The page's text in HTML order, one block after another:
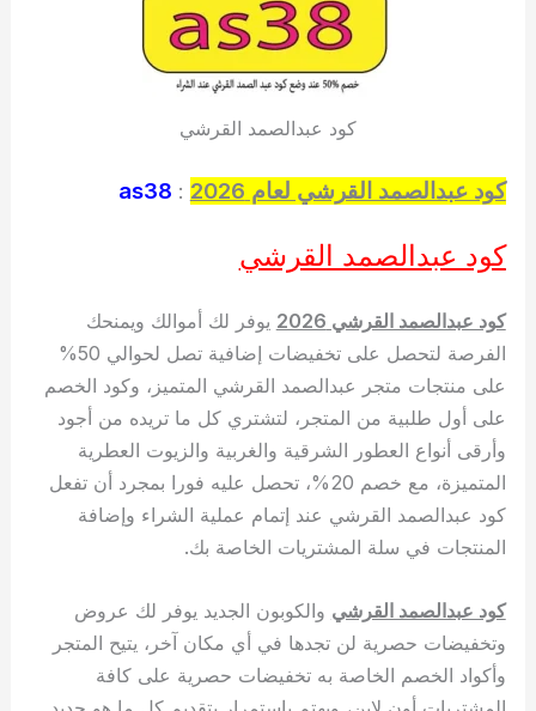
كود عبدالصمد القرشي
كود عبدالصمد القرشي لعام 2026 :
as38
كود عبدالصمد القرشي
كود عبدالصمد القرشي 2026
يوفر لك أموالك ويمنحك
الفرصة لتحصل على تخفيضات إضافية تصل لحوالي 50%
على منتجات متجر عبدالصمد القرشي المتميز، وكود الخصم
على أول طلبية من المتجر، لتشتري كل ما تريده من أجود
وأرقى أنواع العطور الشرقية والغربية والزيوت العطرية
المتميزة، مع خصم 20%، تحصل عليه فورا بمجرد أن تفعل
كود عبدالصمد القرشي عند إتمام عملية الشراء وإضافة
المنتجات في سلة المشتريات الخاصة بك.
كود عبدالصمد القرشي والكوبون الجديد يوفر لك عروض
وتخفيضات حصرية لن تجدها في أي مكان آخر، يتيح المتجر
وأكواد الخصم الخاصة به تخفيضات حصرية على كافة